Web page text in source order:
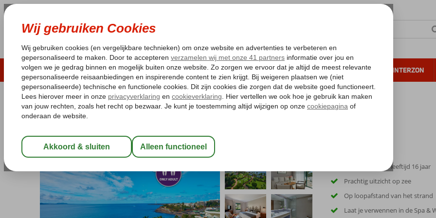
LAST MINUTE ZOMER 2026 ZONVAKANTIE VERRE REIZEN ALL INCLUSIVE WINTERZON
Pakketgarantie Laagsteprijsgarantie* Gratis annuleren*
Home
Spanje Canarische Eilanden
Hipotels Natura Palace & Spa
Logies en ontbijt- Hotel
Adult only: min. leeftijd 16 jaar
Prachtig uitzicht op zee
Op loopafstand van het strand
Laat je verwennen in de Spa &